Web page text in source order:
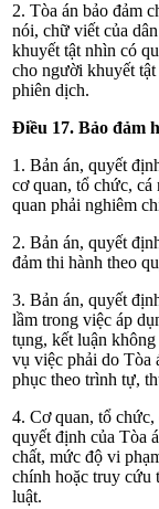
2. Tòa án bảo đảm
nói, chữ viết của
khuyết tật nhìn có
cho người khuyết
phiên dịch.
Điều 17. Bảo đảm
1. Bản án, quyết
cơ quan, tổ chức, cá
quan phải nghiêm
2. Bản án, quyết
đảm thi hành theo
3. Bản án, quyết
lầm trong việc áp
tụng, kết luận
vụ việc phải do Tòa
phục theo trình tự,
4. Cơ quan, tổ chức,
quyết định của Tòa
chất, mức độ vi
chính hoặc truy cứu
luật.